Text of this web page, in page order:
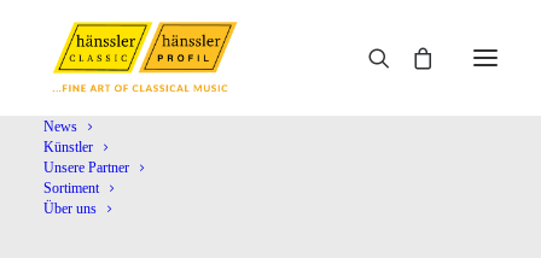
News
Künstler
Unsere Partner
Sortiment
Über uns
Home KRSO